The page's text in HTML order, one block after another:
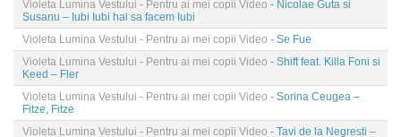
Violeta Lumina Vestului - Pentru ai mei copii Video - Nicolae Guta si
Susanu – Iubi Iubi hai sa facem Iubi
Violeta Lumina Vestului - Pentru ai mei copii Video - Se Fue
Violeta Lumina Vestului - Pentru ai mei copii Video - Shift feat. Killa Foni si
Keed – Fler
Violeta Lumina Vestului - Pentru ai mei copii Video - Sorina Ceugea –
Fitze, Fitze
Violeta Lumina Vestului - Pentru ai mei copii Video - Tavi de la Negresti –